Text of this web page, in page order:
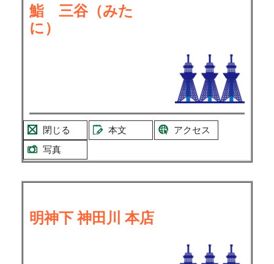
鮨 三谷（みた
に）
閉じる 本文
アクセス
写真
明神下 神田川 本店